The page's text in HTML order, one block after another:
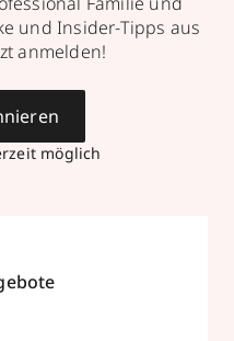
und Insider-Tipps aus
anmelden!
möglich